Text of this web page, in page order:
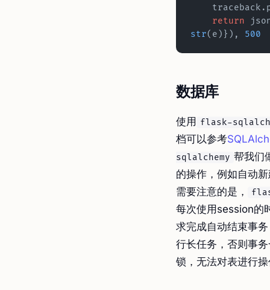
    return
str(e)}), 500
数据库
使用 flask-
档可以参考
sqlalchemy 帮我们
的操作，例如自动
需要注意的是，
每次使用session的
求完成自动结束事
行长任务，否则事
锁，无法对表进行